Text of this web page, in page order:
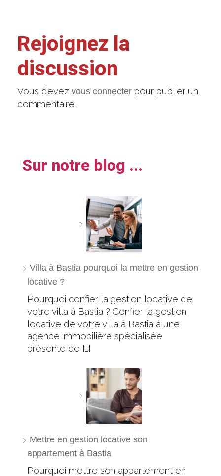
Rejoignez la
discussion
Vous devez vous connecter pour publier un
commentaire.
Sur notre blog ...
Villa à Bastia pourquoi la mettre en gestion
locative ?
Pourquoi confier la gestion locative de
votre villa à Bastia ? Confier la gestion
locative de votre villa à Bastia à une
agence immobilière spécialisée
présente de […]
Mettre en gestion locative son
appartement à Bastia
Pourquoi mettre son appartement en